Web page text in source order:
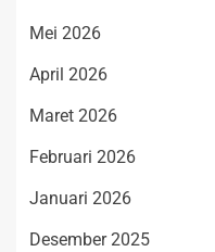
Mei 2026
April 2026
Maret 2026
Februari 2026
Januari 2026
Desember 2025